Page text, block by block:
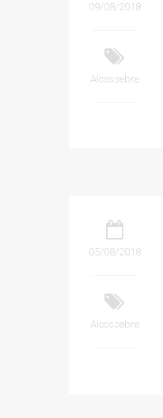
09/08/2018
Alcossebre
05/08/2018
Alcossebre